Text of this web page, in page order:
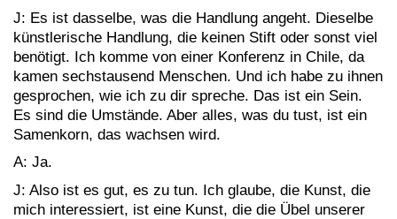
J: Es ist dasselbe, was die Handlung angeht. Dieselbe
künstlerische Handlung, die keinen Stift oder sonst viel
benötigt. Ich komme von einer Konferenz in Chile, da
kamen sechstausend Menschen. Und ich habe zu ihnen
gesprochen, wie ich zu dir spreche. Das ist ein Sein.
Es sind die Umstände. Aber alles, was du tust, ist ein
Samenkorn, das wachsen wird.
A: Ja.
J: Also ist es gut, es zu tun. Ich glaube, die Kunst, die
mich interessiert, ist eine Kunst, die die Übel unserer